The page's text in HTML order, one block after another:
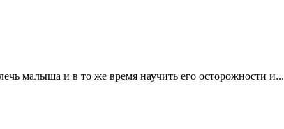
малыша и в то же время научить его осторожности и...